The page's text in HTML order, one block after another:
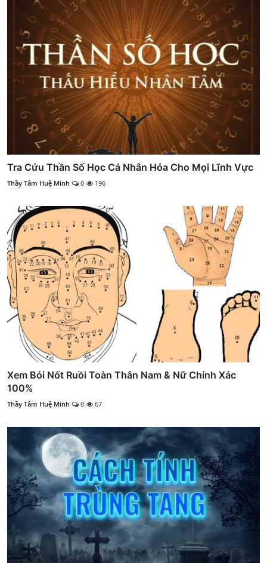
Tra Cứu Thần Số Học Cá Nhân Hóa Cho Mọi Lĩnh Vực
Thầy Tâm Huệ Minh 0 196
Xem Bói Nốt Ruồi Toàn Thân Nam & Nữ Chính Xác
100%
Thầy Tâm Huệ Minh 0 67